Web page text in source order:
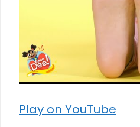
Play on YouTube